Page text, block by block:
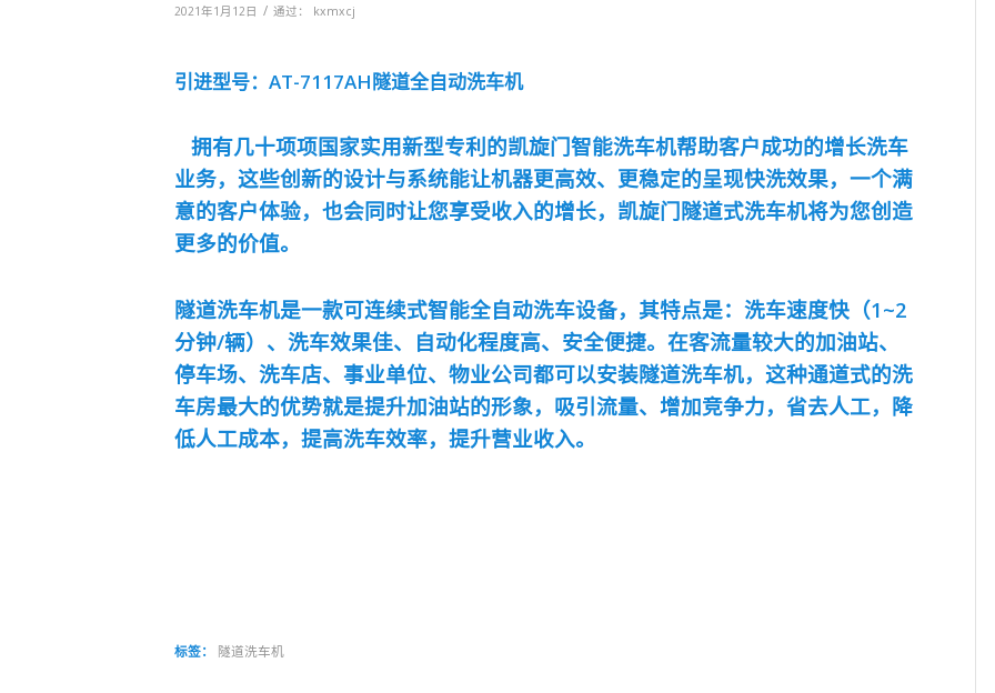
2021年1月12日 / 通过： kxmxcj
引进型号：AT-7117AH隧道全自动洗车机
拥有几十项项国家实用新型专利的凯旋门智能洗车机帮助客户成功的增长洗车
业务，这些创新的设计与系统能让机器更高效、更稳定的呈现快洗效果，一个满
意的客户体验，也会同时让您享受收入的增长，凯旋门隧道式洗车机将为您创造
更多的价值。
隧道洗车机是一款可连续式智能全自动洗车设备，其特点是：洗车速度快（1~2
分钟/辆）、洗车效果佳、自动化程度高、安全便捷。在客流量较大的加油站、
停车场、洗车店、事业单位、物业公司都可以安装隧道洗车机，这种通道式的洗
车房最大的优势就是提升加油站的形象，吸引流量、增加竞争力，省去人工，降
低人工成本，提高洗车效率，提升营业收入。
标签： 隧道洗车机